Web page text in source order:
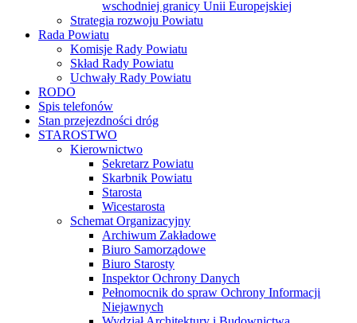
wschodniej granicy Unii Europejskiej
Strategia rozwoju Powiatu
Rada Powiatu
Komisje Rady Powiatu
Skład Rady Powiatu
Uchwały Rady Powiatu
RODO
Spis telefonów
Stan przejezdności dróg
STAROSTWO
Kierownictwo
Sekretarz Powiatu
Skarbnik Powiatu
Starosta
Wicestarosta
Schemat Organizacyjny
Archiwum Zakładowe
Biuro Samorządowe
Biuro Starosty
Inspektor Ochrony Danych
Pełnomocnik do spraw Ochrony Informacji
Niejawnych